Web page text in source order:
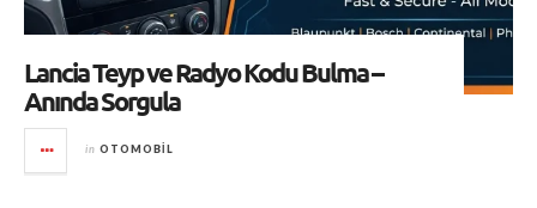
Lancia Teyp ve Radyo Kodu Bulma –
Anında Sorgula
in OTOMOBIL